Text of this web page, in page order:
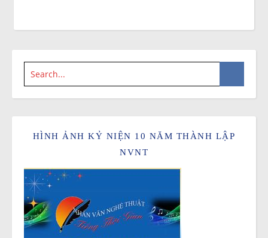
HÌNH ẢNH KỶ NIỆN 10 NĂM THÀNH LẬP
NVNT